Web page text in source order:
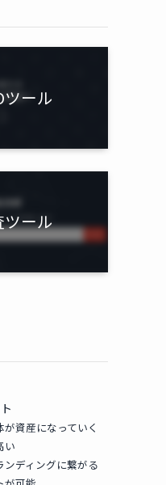
ツール
ツール
資産になっていく
い
ディングに繋がる